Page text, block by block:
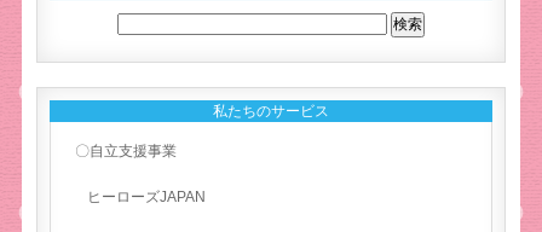
私たちのサービス
〇自立支援事業
ヒーローズJAPAN